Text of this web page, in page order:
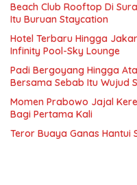
Beach Club Rooftop Di
Itu Buruan Staycation
Hotel Terbaru Hingga
Infinity Pool-Sky Lounge
Padi Bergoyang Hingga
Bersama Sebab Itu Wujud
Momen Prabowo Jajal
Bagi Pertama Kali
Teror Buaya Ganas Hantui